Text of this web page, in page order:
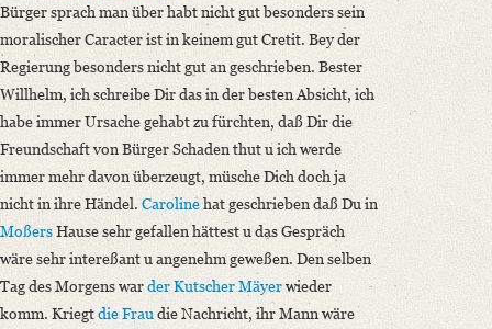
Bürger sprach man über habt nicht gut besonders sein
moralischer Caracter ist in keinem gut Cretit. Bey der
Regierung besonders nicht gut an geschrieben. Bester
Willhelm, ich schreibe Dir das in der besten Absicht, ich
habe immer Ursache gehabt zu fürchten, daß Dir die
Freundschaft von Bürger Schaden thut u ich werde
immer mehr davon überzeugt, müsche Dich doch ja
nicht in ihre Händel. Carolinehat geschrieben daß Du in
MoßersHause sehr gefallen hättest u das Gespräch
wäre sehr intereßant u angenehm geweßen. Den selben
Tag des Morgens warder Kutscher Mäyerwieder
komm. Kriegtdie Frau die Nachricht, ihr Mann wäre